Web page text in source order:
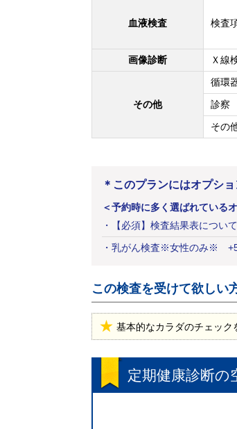
血液検査 検査
画像診断
Ｘ線
その他
循環
診察
その
＊このプランにはオプシ
＜予約時に多く選ばれている
・
【必須】検査結果表について
・ 乳がん検査※女性のみ※ +
この検査を受けて欲しい
基本的なカラダのチェック
定期健康診断の